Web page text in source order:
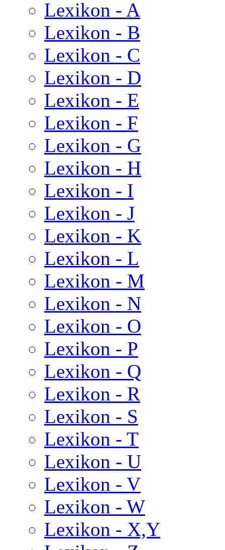
Lexikon - A
Lexikon - B
Lexikon - C
Lexikon - D
Lexikon - E
Lexikon - F
Lexikon - G
Lexikon - H
Lexikon - I
Lexikon - J
Lexikon - K
Lexikon - L
Lexikon - M
Lexikon - N
Lexikon - O
Lexikon - P
Lexikon - Q
Lexikon - R
Lexikon - S
Lexikon - T
Lexikon - U
Lexikon - V
Lexikon - W
Lexikon - X,Y